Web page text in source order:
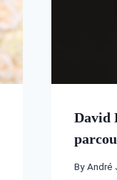
David
By André